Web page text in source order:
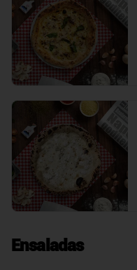
Ensaladas